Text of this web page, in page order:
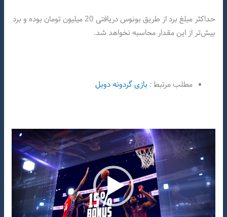
حداکثر مبلغ برد از طریق بونوس دریافتی 20 میلیون تومان بوده و برد
بیش‌تر از این مقدار محاسبه نخواهد شد.
مطلب مرتبط : بازی گردونه دوبل
نمایشگر